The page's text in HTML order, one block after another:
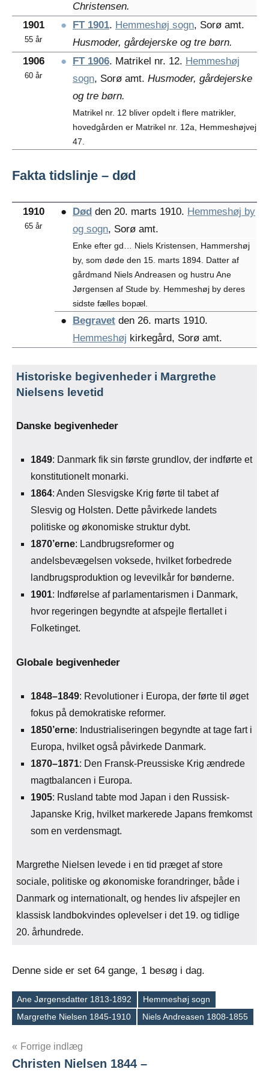
Christensen.
1901
55 år
● FT 1901. Hemmeshøj sogn, Sorø amt.
Husmoder, gårdejerske og tre børn.
1906
60 år
● FT 1906. Matrikel nr. 12. Hemmeshøj
sogn, Sorø amt. Husmoder, gårdejerske
og tre børn.
Matrikel nr. 12 bliver opdelt i flere matrikler,
hovedgården er Matrikel nr. 12a, Hemmeshøjvej
47.
Fakta tidslinje – død
1910
65 år
● Død den 20. marts 1910. Hemmeshøj by
og sogn, Sorø amt.
Enke efter gd… Niels Kristensen, Hammershøj
by, som døde den 15. marts 1894. Datter af
gårdmand Niels Andreasen og hustru Ane
Jørgensen af Stude by. Hemmeshøj by deres
sidste fælles bopæl.
● Begravet den 26. marts 1910.
Hemmeshøj kirkegård, Sorø amt.
Historiske begivenheder i Margrethe
Nielsens levetid
Danske begivenheder
1849: Danmark fik sin første grundlov, der indførte et
konstitutionelt monarki.
1864: Anden Slesvigske Krig førte til tabet af
Slesvig og Holsten. Dette påvirkede landets
politiske og økonomiske struktur dybt.
1870’erne: Landbrugsreformer og
andelsbevægelsen voksede, hvilket forbedrede
landbrugsproduktion og levevilkår for bønderne.
1901: Indførelse af parlamentarismen i Danmark,
hvor regeringen begyndte at afspejle flertallet i
Folketinget.
Globale begivenheder
1848–1849: Revolutioner i Europa, der førte til øget
fokus på demokratiske reformer.
1850’erne: Industrialiseringen begyndte at tage fart i
Europa, hvilket også påvirkede Danmark.
1870–1871: Den Fransk-Preussiske Krig ændrede
magtbalancen i Europa.
1905: Rusland tabte mod Japan i den Russisk-
Japanske Krig, hvilket markerede Japans fremkomst
som en verdensmagt.
Margrethe Nielsen levede i en tid præget af store
sociale, politiske og økonomiske forandringer, både i
Danmark og internationalt, og hendes liv afspejler en
klassisk landbokvindes oplevelser i det 19. og tidlige
20. århundrede.
Denne side er set 64 gange, 1 besøg i dag.
Tags
Ane Jørgensdatter 1813-1892
Hemmeshøj sogn
Margrethe Nielsen 1845-1910
Niels Andreasen 1808-1855
Indlægsnavigation
Forrige indlæg
Christen Nielsen 1844 –